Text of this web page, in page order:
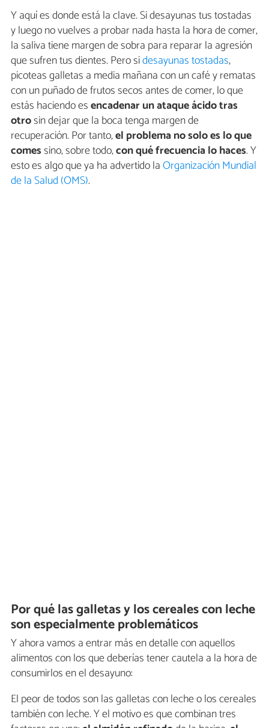
Y aquí es donde está la clave. Si desayunas tus tostadas
y luego no vuelves a probar nada hasta la hora de comer,
la saliva tiene margen de sobra para reparar la agresión
que sufren tus dientes. Pero sidesayunas tostadas,
picoteas galletas a media mañana con un café y rematas
con un puñado de frutos secos antes de comer, lo que
estás haciendo esencadenar un ataque ácido tras
otrosin dejar que la boca tenga margen de
recuperación. Por tanto,el problema no solo es lo que
comessino, sobre todo,con qué frecuencia lo haces. Y
esto es algo que ya ha advertido laOrganización Mundial
de la Salud (OMS).
Por qué las galletas y los cereales con leche
son especialmente problemáticos
Y ahora vamos a entrar más en detalle con aquellos
alimentos con los que deberías tener cautela a la hora de
consumirlos en el desayuno:
El peor de todos son las galletas con leche o los cereales
también con leche. Y el motivo es que combinan tres